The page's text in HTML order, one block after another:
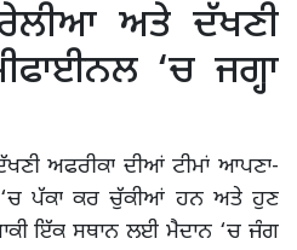
ਅਤੇ ਦੱਖਣੀ
‘ਚ ਜਗ੍ਹਾ
ਅਫਰੀਕਾ ਦੀਆਂ ਟੀਮਾਂ ਆਪਣਾ-
ਪੱਕਾ ਕਰ ਚੁੱਕੀਆਂ ਹਨ ਅਤੇ ਹੁਣ
ਇੱਕ ਸਥਾਨ ਲਈ ਮੈਦਾਨ ‘ਚ ਜੰਗ